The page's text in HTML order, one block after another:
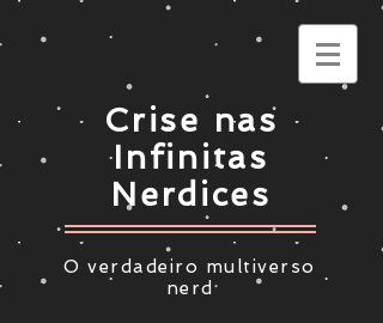
Crise nas
Infinitas
Nerdices
O verdadeiro multiverso
nerd